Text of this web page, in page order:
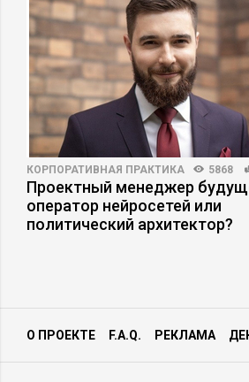
КОРПОРАТИВНАЯ ПРАКТИКА 5868
Проектный менеджер
оператор нейросетей или
политический архитектор?
О ПРОЕКТЕ F.A.Q. РЕКЛАМА